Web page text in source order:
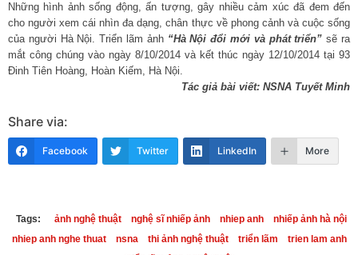
Những hình ảnh sống động, ấn tượng, gây nhiều cảm xúc đã đem đến
cho người xem cái nhìn đa dạng, chân thực về phong cảnh và cuộc sống
của người Hà Nội. Triển lãm ảnh “Hà Nội đổi mới và phát triển” sẽ ra
mắt công chúng vào ngày 8/10/2014 và kết thúc ngày 12/10/2014 tại 93
Đinh Tiên Hoàng, Hoàn Kiếm, Hà Nội.
Tác giả bài viết: NSNA Tuyết Minh
Share via:
Facebook Twitter LinkedIn More
Tags: ảnh nghệ thuật nghệ sĩ nhiếp ảnh nhiep anh
nhiếp ảnh hà nội
nhiep anh nghe thuat
nsna thi ảnh nghệ thuật triển lãm
trien lam anh